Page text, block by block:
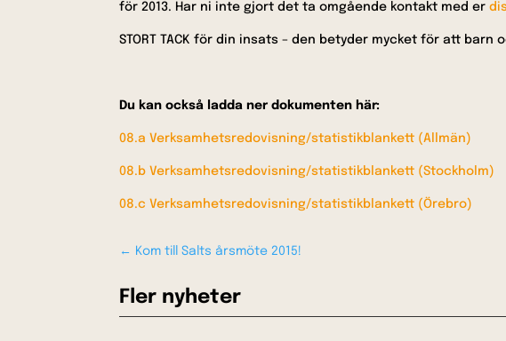
för 2013. Har ni inte gjort det ta omgående kontakt med er
STORT TACK för din insats – den betyder mycket för att
Du kan också ladda ner dokumenten här:
08.a Verksamhetsredovisning/statistikblankett (Allmän)
08.b Verksamhetsredovisning/statistikblankett (Stockholm)
08.c Verksamhetsredovisning/statistikblankett (Örebro)
← Kom till Salts årsmöte 2015!
Fler nyheter